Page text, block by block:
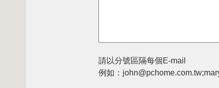
請以分號區隔每個E-mail
例如：